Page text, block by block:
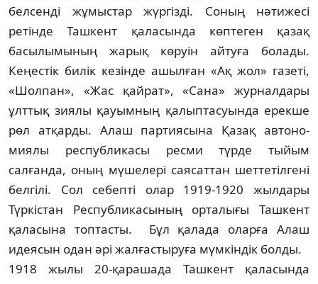
белсенді жұмыстар жүргізді. Соның нәтижесі
ретінде Ташкент қаласында көптеген қазақ
басылымының жарық көруін айтуға болады.
Кеңестік билік кезінде ашылған «Ақ жол» газеті,
«Шолпан», «Жас қайрат», «Сана» журналдары
ұлттық зия­лы қауымның қалыптасуында ерекше
рөл атқарды. Алаш партиясына Қазақ автоно­
миялы республикасы ресми түрде тыйым
салғанда, оның мүшелері саясаттан шет­тетілгені
белгілі. Сол себепті олар 1919-1920 жылдары
Түркістан Республикасының орталығы Ташкент
қаласына топтасты. Бұл қалада оларға Алаш
идеясын одан әрі жалғастыруға мүмкіндік болды.
1918 жылы 20-қарашада Ташкент қала­сында